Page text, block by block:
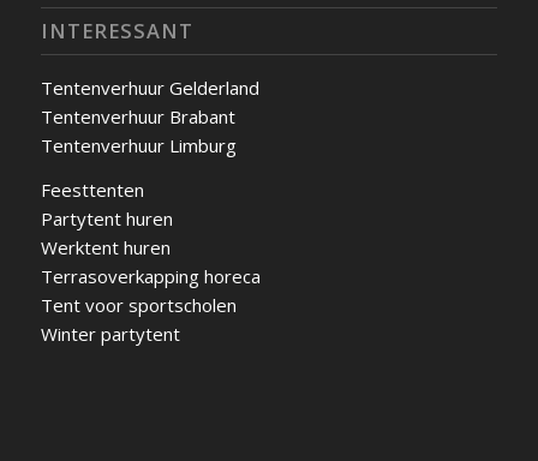
INTERESSANT
Tentenverhuur Gelderland
Tentenverhuur Brabant
Tentenverhuur Limburg
Feesttenten
Partytent huren
Werktent huren
Terrasoverkapping horeca
Tent voor sportscholen
Winter partytent